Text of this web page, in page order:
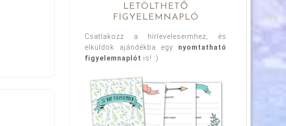
LETÖLTHETŐ
FIGYELEMNAPLÓ
Csatlakozz a hírleveleseimhez, és
elküldök ajándékba egy nyomtatható
figyelemnaplót is! :)